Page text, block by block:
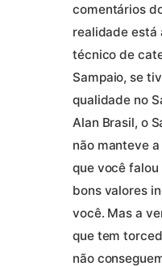
comentários
realidade está
técnico de
Sampaio, se
qualidade no
Alan Brasil, o
não manteve
que você
bons valores
você. Mas a
que tem
não